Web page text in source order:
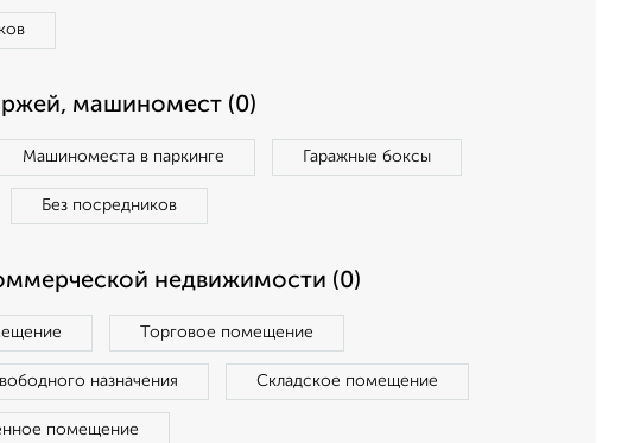
машиномест (0)
Машиноместа в паркинге Гаражные боксы
Без посредников
недвижимости (0)
Торговое помещение
назначения Складское помещение
помещение